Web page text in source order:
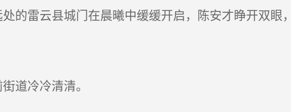
的雷云县城门在晨曦中缓缓开启，陈安才睁开双眼
道冷冷清清。